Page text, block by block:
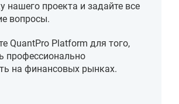
нашего проекта и задайте все
вопросы.
QuantPro Platform для того,
профессионально
на финансовых рынках.